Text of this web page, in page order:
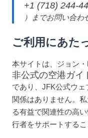
+1 (718) 244-
）までお問い合わ
ご利用にあた
本サイトは、ジョン
非公式の空港ガイ
であり、JFK公式ウ
関係はありません。
る有益で関連性の高
行者をサポートするこ